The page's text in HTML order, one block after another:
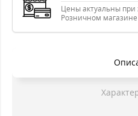
Цены актуальны при
Розничном